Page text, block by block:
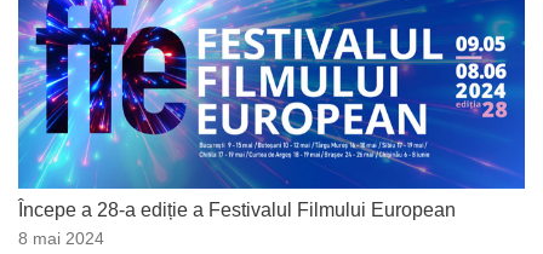
Începe a 28-a ediție a Festivalul Filmului European
8 mai 2024